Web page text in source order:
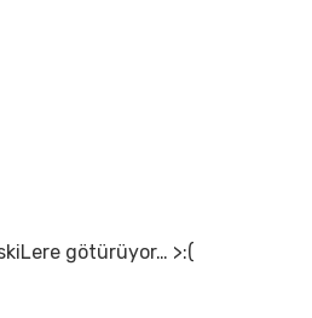
götürüyor… >:(